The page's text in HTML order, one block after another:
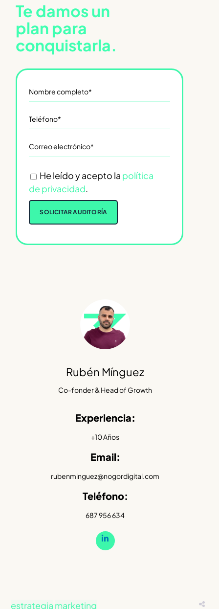
Te damos un
plan para
conquistarla.
He leído y acepto la política
de privacidad.
Rubén Mínguez
Co-fonder & Head of Growth
Experiencia:
+10 Años
Email:
rubenminguez@nogordigital.com
Teléfono:
687 956 634
estrategia marketing